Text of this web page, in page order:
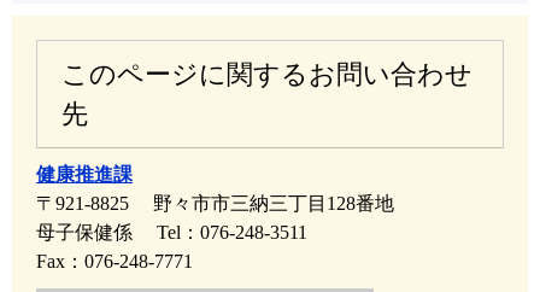
このページに関するお問い合わせ
先
健康推進課
〒921-8825
野々市市三納三丁目128番地
母子保健係
Tel：076-248-3511
Fax：076-248-7771